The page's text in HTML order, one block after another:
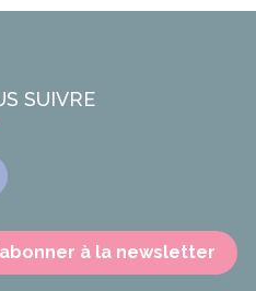
SUIVRE
à la newsletter